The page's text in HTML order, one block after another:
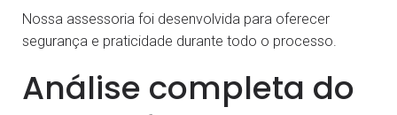
Nossa assessoria foi desenvolvida para oferecer
segurança e praticidade durante todo o processo.
Análise completa do